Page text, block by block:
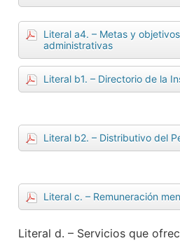
Literal a4. – Metas y
administrativas
Literal b1. – Directorio de la
Literal b2. – Distributivo del
Literal c. – Remuneración
Literal d. – Servicios que